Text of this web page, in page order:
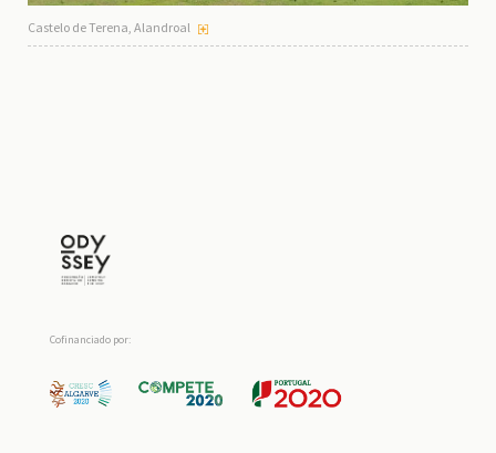
Castelo de Terena, Alandroal
Cofinanciado por: